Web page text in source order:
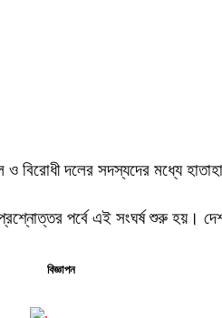
ও বিরোধী দলের সদস্যদের মধ্যে
পর্বে এই সংঘর্ষ শুরু হয়।
বিজ্ঞাপন